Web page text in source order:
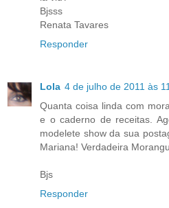
Bjsss
Renata Tavares
Responder
Lola 4 de julho de 2011 às
Quanta coisa linda com
e o caderno de receitas.
modelete show da sua
Mariana! Verdadeira
Bjs
Responder